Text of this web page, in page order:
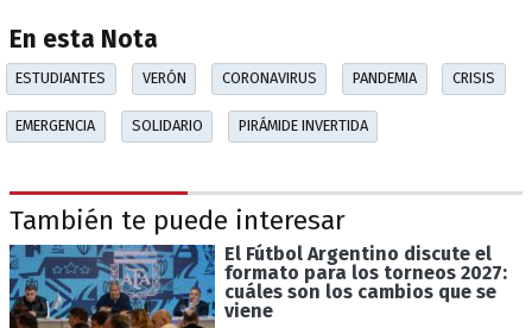
En esta Nota
ESTUDIANTES VERÓN CORONAVIRUS PANDEMIA CRISIS
EMERGENCIA SOLIDARIO PIRÁMIDE INVERTIDA
También te puede interesar
El Fútbol Argentino discute el
formato para los torneos 2027:
cuáles son los cambios que se
viene